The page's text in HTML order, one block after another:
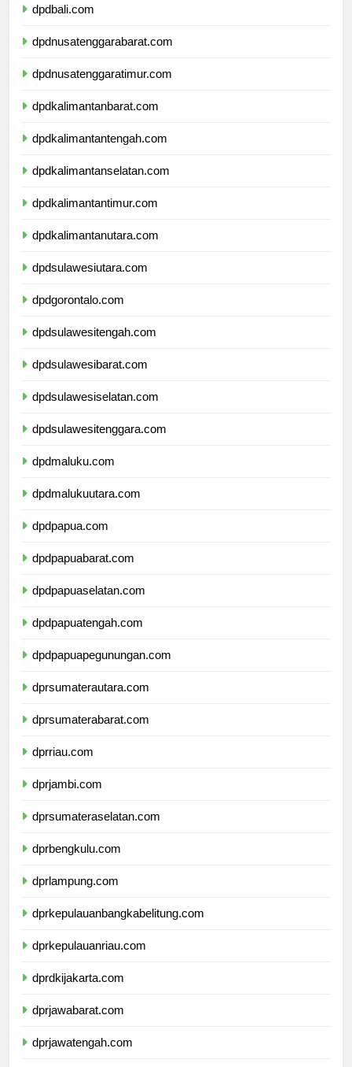
dpdbali.com
dpdnusatenggarabarat.com
dpdnusatenggaratimur.com
dpdkalimantanbarat.com
dpdkalimantantengah.com
dpdkalimantanselatan.com
dpdkalimantantimur.com
dpdkalimantanutara.com
dpdsulawesiutara.com
dpdgorontalo.com
dpdsulawesitengah.com
dpdsulawesibarat.com
dpdsulawesiselatan.com
dpdsulawesitenggara.com
dpdmaluku.com
dpdmalukuutara.com
dpdpapua.com
dpdpapuabarat.com
dpdpapuaselatan.com
dpdpapuatengah.com
dpdpapuapegunungan.com
dprsumaterautara.com
dprsumaterabarat.com
dprriau.com
dprjambi.com
dprsumateraselatan.com
dprbengkulu.com
dprlampung.com
dprkepulauanbangkabelitung.com
dprkepulauanriau.com
dprdkijakarta.com
dprjawabarat.com
dprjawatengah.com